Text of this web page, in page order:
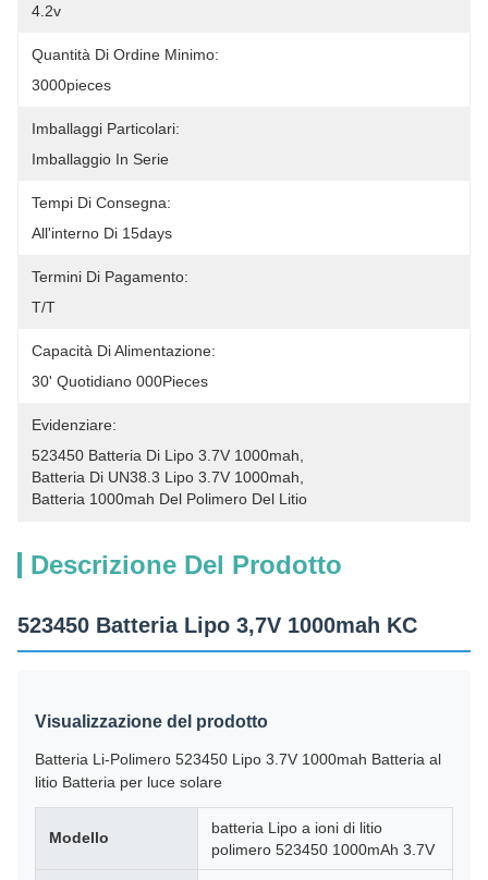
4.2v
Quantità Di Ordine Minimo:
3000pieces
Imballaggi Particolari:
Imballaggio In Serie
Tempi Di Consegna:
All'interno Di 15days
Termini Di Pagamento:
T/T
Capacità Di Alimentazione:
30' Quotidiano 000Pieces
Evidenziare:
523450 Batteria Di Lipo 3.7V 1000mah
Batteria Di UN38.3 Lipo 3.7V 1000mah
Batteria 1000mah Del Polimero Del Litio
Descrizione Del Prodotto
523450 Batteria Lipo 3,7V 1000mah KC
Visualizzazione del prodotto
Batteria Li-Polimero 523450 Lipo 3.7V 1000mah Batteria al
litio Batteria per luce solare
Modello
batteria Lipo a ioni di litio
polimero 523450 1000mAh 3.7V